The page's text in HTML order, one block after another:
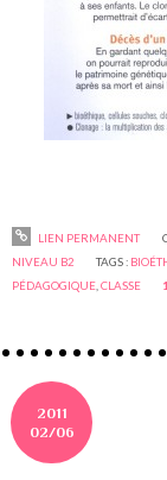
LIEN PERMANENT
NIVEAU B2
TAGS :
PÉDAGOGIQUE ,CLASSE 1
2011
02/06